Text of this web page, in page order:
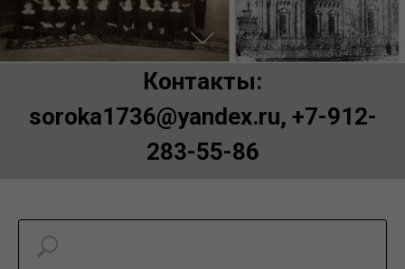
Контакты:
soroka1736@yandex.ru, +7-912-
283-55-86